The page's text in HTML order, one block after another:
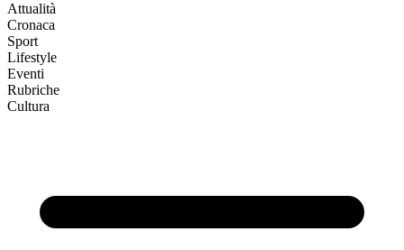
Attualità
Cronaca
Sport
Lifestyle
Eventi
Rubriche
Cultura